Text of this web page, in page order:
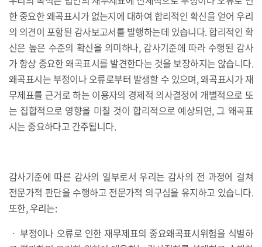
한 중요한 왜곡표시가 없는지에 대하여 합리적인 확신을 얻어 우리
의 의견이 포함된 감사보고서를 발행하는데 있습니다. 합리적인 확
신은 높은 수준의 확신을 의미하나, 감사기준에 따라 수행된 감사
가 항상 중요한 왜곡표시를 발견한다는 것을 보장하지는 않습니다.
왜곡표시는 부정이나 오류로부터 발생할 수 있으며, 왜곡표시가 재
무제표를 근거로 하는 이용자의 경제적 의사결정에 개별적으로 또
는 집합적으로 영향을 미칠 것이 합리적으로 예상되면, 그 왜곡표
시는 중요하다고 간주됩니다.
감사기준에 따른 감사의 일부로서 우리는 감사의 전 과정에 걸쳐
전문가적 판단을 수행하고 전문가적 의구심을 유지하고 있습니다.
또한, 우리는:
ㆍ 부정이나 오류로 인한 재무제표의 중요왜곡표시위험을 식별하